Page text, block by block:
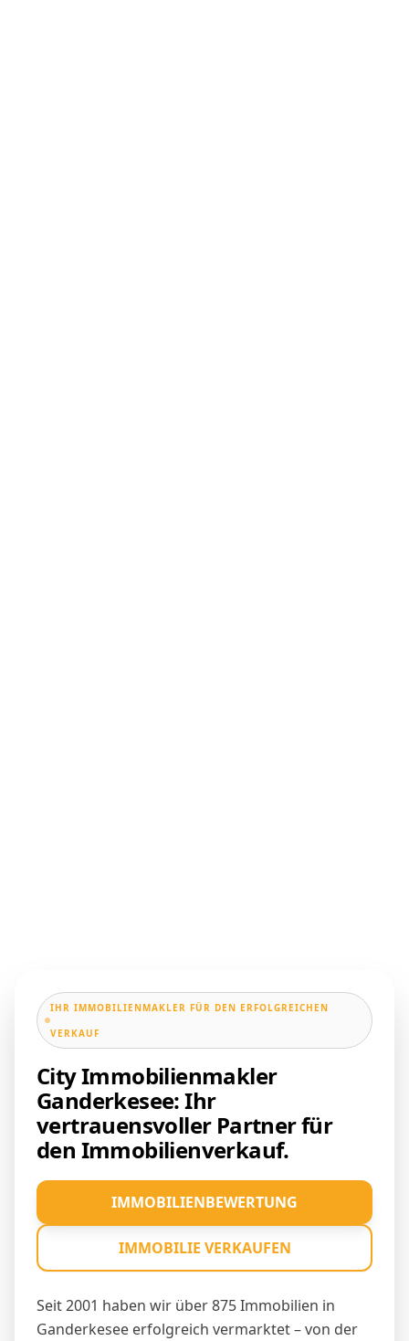
IHR IMMOBILIENMAKLER FÜR DEN ERFOLGREICHEN
VERKAUF
City Immobilienmakler
Ganderkesee: Ihr
vertrauensvoller Partner für
den Immobilienverkauf.
Seit 2001 haben wir über 875 Immobilien in
Ganderkesee erfolgreich vermarktet – von der
IMMOBILIENBEWERTUNG
IMMOBILIE VERKAUFEN